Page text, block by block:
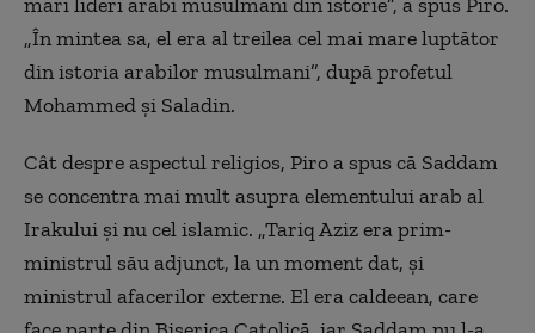
„În mintea sa, el era al treilea cel mai mare luptător
din istoria arabilor musulmani”, după profetul
Mohammed și Saladin.
Cât despre aspectul religios, Piro a spus că Saddam
se concentra mai mult asupra elementului arab al
Irakului și nu cel islamic. „Tariq Aziz era prim-
ministrul său adjunct, la un moment dat, și
ministrul afacerilor externe. El era caldeean, care